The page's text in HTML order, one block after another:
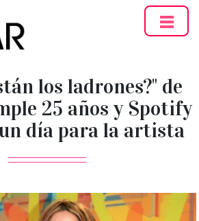
los ladrones?" de
25 años y Spotify
día para la artista